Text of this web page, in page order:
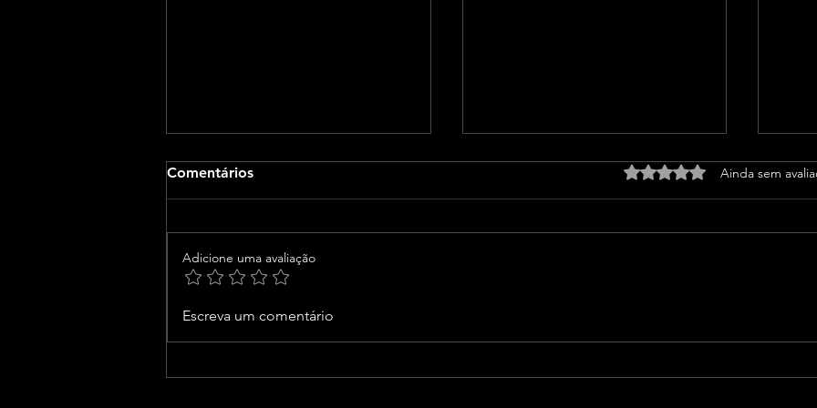
CNJ acaba com
juiz
explicação
Comentários Avaliado com 0 de 5
Ainda sem
Adicione uma avaliação
Escreva um comentário